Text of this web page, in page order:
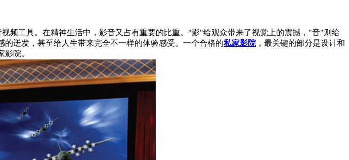
工具。在精神生活中，影音又占有重要的比重。"影"给观众带来了视觉上的震撼，"音"则给
迸发，甚至给人生带来完全不一样的体验感受。一个合格的私家影院，最关键的部分是设计和
院。